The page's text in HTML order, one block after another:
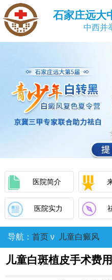
石家庄远大
中西并
医院简介
医院实力
导航： 首页 ν 儿童白癜风
儿童白斑植皮手术费